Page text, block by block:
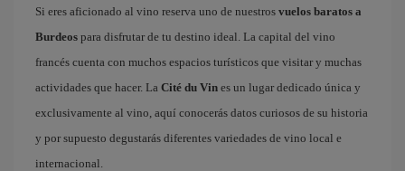
Si eres aficionado al vino reserva uno de nuestros vuelos baratos a
Burdeos para disfrutar de tu destino ideal. La capital del vino
francés cuenta con muchos espacios turísticos que visitar y muchas
actividades que hacer. La Cité du Vin es un lugar dedicado única y
exclusivamente al vino, aquí conocerás datos curiosos de su historia
y por supuesto degustarás diferentes variedades de vino local e
internacional.